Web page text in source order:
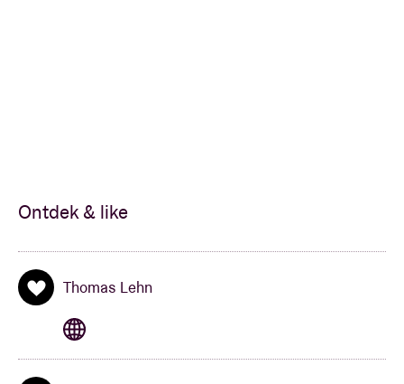
Ontdek & like
Thomas Lehn